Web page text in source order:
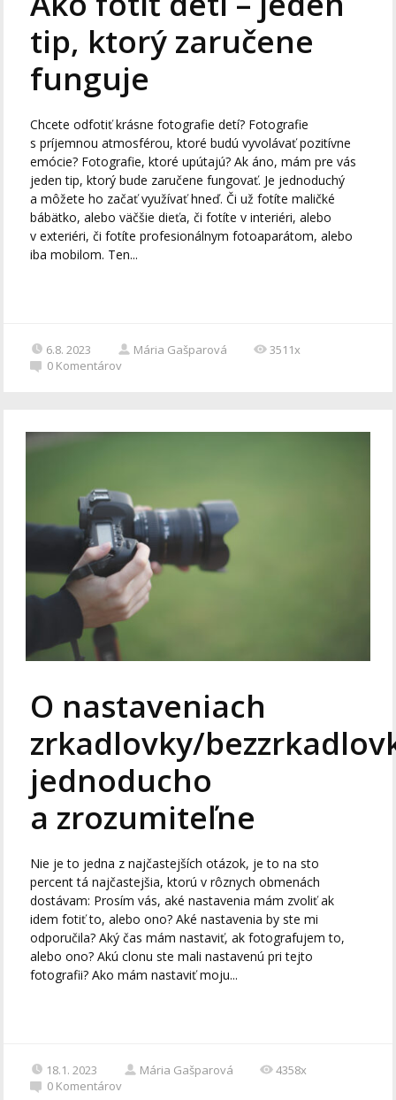
tip, ktorý zaručene
funguje
Chcete odfotiť krásne fotografie detí? Fotografie
s príjemnou atmosférou, ktoré budú vyvolávať pozitívne
emócie? Fotografie, ktoré upútajú? Ak áno, mám pre vás
jeden tip, ktorý bude zaručene fungovať. Je jednoduchý
a môžete ho začať využívať hneď. Či už fotíte maličké
bábätko, alebo väčšie dieťa, či fotíte v interiéri, alebo
v exteriéri, či fotíte profesionálnym fotoaparátom, alebo
iba mobilom. Ten...
6.8. 2023 Mária Gašparová
3511x
0 Komentárov
O nastaveniach
zrkadlovky/
jednoducho
a zrozumiteľne
Nie je to jedna z najčastejších otázok, je to na sto
percent tá najčastejšia, ktorú v rôznych obmenách
dostávam: Prosím vás, aké nastavenia mám zvoliť ak
idem fotiť to, alebo ono? Aké nastavenia by ste mi
odporučila? Aký čas mám nastaviť, ak fotografujem to,
alebo ono? Akú clonu ste mali nastavenú pri tejto
fotografii? Ako mám nastaviť moju...
18.1. 2023 Mária Gašparová
4358x
0 Komentárov